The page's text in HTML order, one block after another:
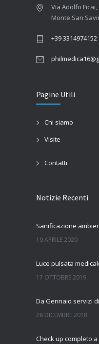
Via Adolfo Ficai,
Monte San
+39 3314974152
Pagine Utili
Chi siamo
Visite
Contatti
Notizie Recenti
19 APRILE 2020
Luce pulsata
17 OTTOBRE 2019
28 DICEMBRE 2018
Check up completo a